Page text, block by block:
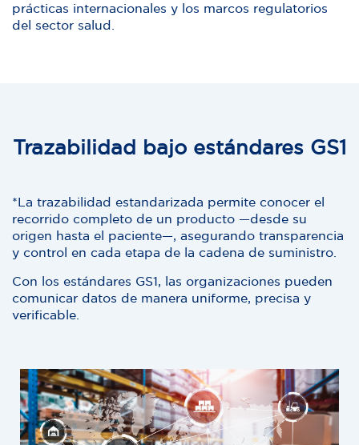
prácticas internacionales y los marcos regulatorios
del sector salud.
Trazabilidad bajo estándares GS1
*La trazabilidad estandarizada permite conocer el
recorrido completo de un producto —desde su
origen hasta el paciente—, asegurando transparencia
y control en cada etapa de la cadena de suministro.
Con los estándares GS1, las organizaciones pueden
comunicar datos de manera uniforme, precisa y
verificable.